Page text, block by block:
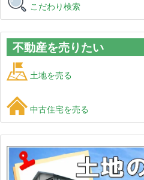
こだわり検索
不動産を売りたい
土地を売る
中古住宅を売る